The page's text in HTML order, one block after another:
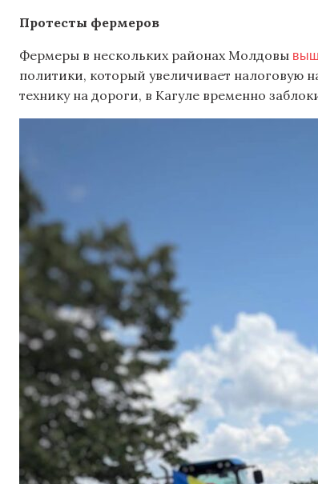
Протесты фермеров
Фермеры в нескольких районах Молдовы
политики, который увеличивает налоговую
технику на дороги, в Кагуле временно